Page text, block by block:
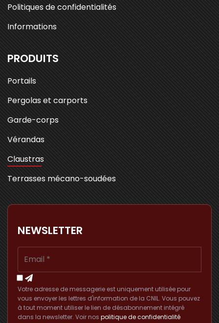
Politiques de confidentialités
Informations
PRODUITS
Portails
Pergolas et carports
Garde-corps
Vérandas
Claustras
Terrasses mécano-soudées
NEWSLETTER
Votre adresse de messagerie est uniquement utilisée pour
vous envoyer les lettres d'information de la CNIL. Vous pouvez
à tout moment utiliser le lien de désabonnement intégré
dans la newsletter. Voir nos politique de confidentialité